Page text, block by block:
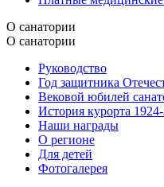
О санатории
О санатории
Руководство
Год защитника
Вековой юбилей
История курорта
Наши награды
О регионе
Для детей
Фотогалерея